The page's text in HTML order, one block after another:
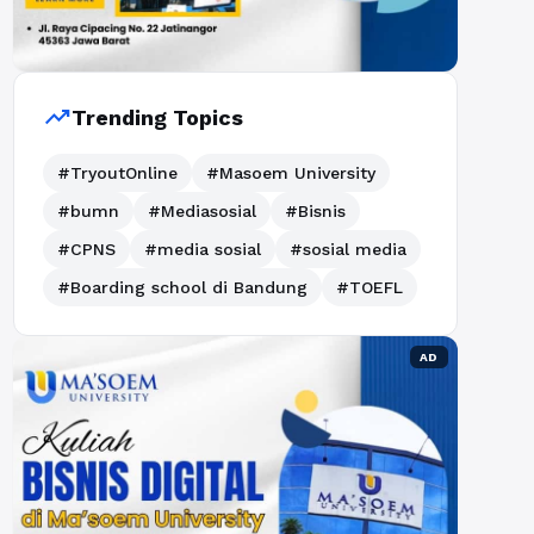
trending_upTrending Topics
#TryoutOnline
#Masoem University
#bumn
#Mediasosial
#Bisnis
#CPNS
#media sosial
#sosial media
#Boarding school di Bandung
#TOEFL
AD